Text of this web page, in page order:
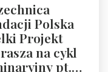
Polska
Projekt
na cykl
pt.